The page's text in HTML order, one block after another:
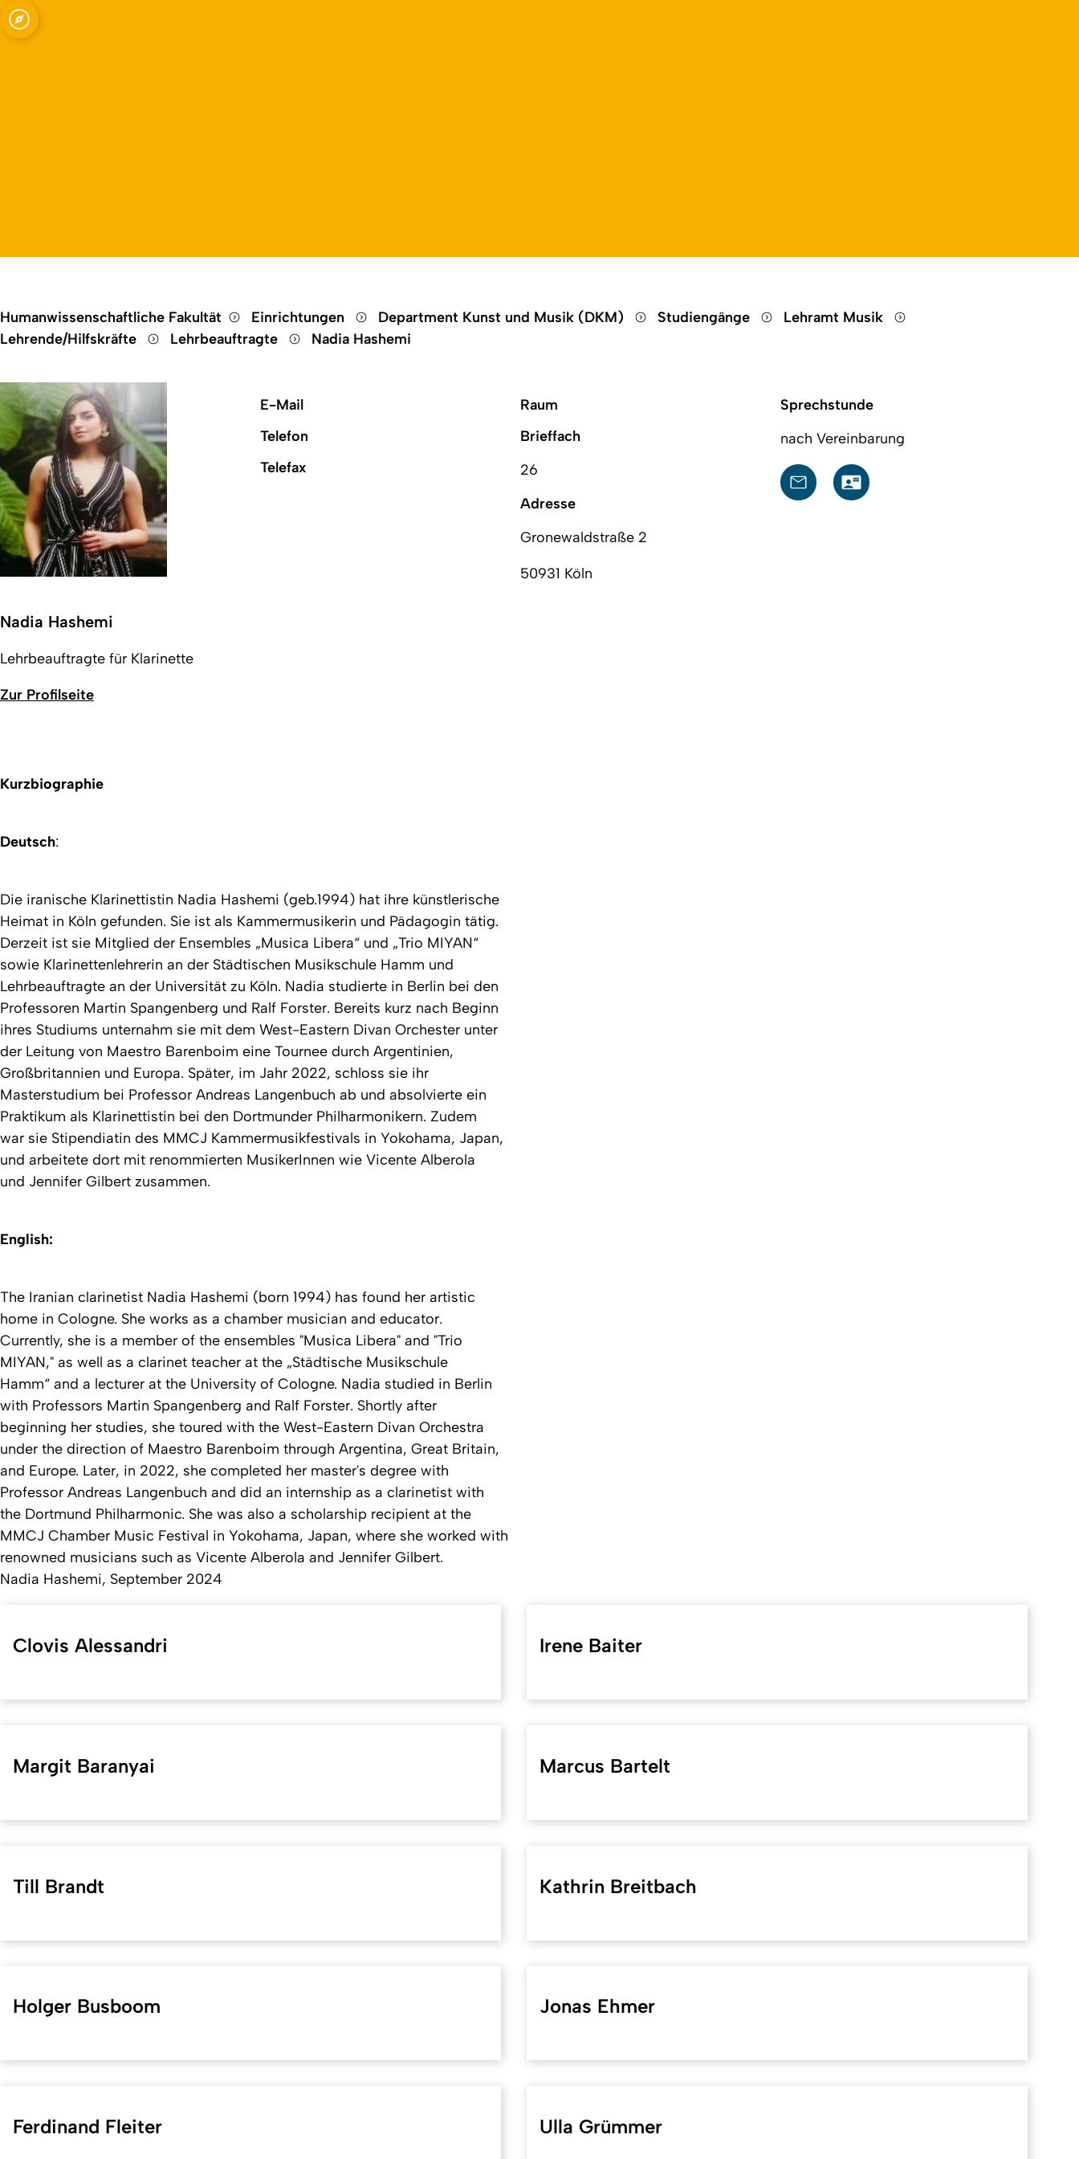
Open quicklink menu
Humanwissenschaftliche Fakultät Einrichtungen Department Kunst und Musik (DKM) Studiengänge
Lehramt Musik
Lehrende/Hilfskräfte
Lehrbeauftragte Nadia Hashemi
Nadia Hashemi
Lehrbeauftragte für Klarinette
Zur Profilseite
E-Mail
Telefon
Telefax
Raum
Brieffach
26
Adresse
Gronewaldstraße 2
50931 Köln
Sprechstunde
nach Vereinbarung
Kurzbiographie
Deutsch:
Die iranische Klarinettistin Nadia Hashemi (geb.1994) hat ihre künstlerische
Heimat in Köln gefunden. Sie ist als Kammermusikerin und Pädagogin tätig.
Derzeit ist sie Mitglied der Ensembles „Musica Libera“ und „Trio MIYAN“
sowie Klarinettenlehrerin an der Städtischen Musikschule Hamm und
Lehrbeauftragte an der Universität zu Köln. Nadia studierte in Berlin bei den
Professoren Martin Spangenberg und Ralf Forster. Bereits kurz nach Beginn
ihres Studiums unternahm sie mit dem West-Eastern Divan Orchester unter
der Leitung von Maestro Barenboim eine Tournee durch Argentinien,
Großbritannien und Europa. Später, im Jahr 2022, schloss sie ihr
Masterstudium bei Professor Andreas Langenbuch ab und absolvierte ein
Praktikum als Klarinettistin bei den Dortmunder Philharmonikern. Zudem
war sie Stipendiatin des MMCJ Kammermusikfestivals in Yokohama, Japan,
und arbeitete dort mit renommierten MusikerInnen wie Vicente Alberola
und Jennifer Gilbert zusammen.
English:
The Iranian clarinetist Nadia Hashemi (born 1994) has found her artistic
home in Cologne. She works as a chamber musician and educator.
Currently, she is a member of the ensembles "Musica Libera" and "Trio
MIYAN," as well as a clarinet teacher at the „Städtische Musikschule
Hamm“ and a lecturer at the University of Cologne. Nadia studied in Berlin
with Professors Martin Spangenberg and Ralf Forster. Shortly after
beginning her studies, she toured with the West-Eastern Divan Orchestra
under the direction of Maestro Barenboim through Argentina, Great Britain,
and Europe. Later, in 2022, she completed her master's degree with
Professor Andreas Langenbuch and did an internship as a clarinetist with
the Dortmund Philharmonic. She was also a scholarship recipient at the
MMCJ Chamber Music Festival in Yokohama, Japan, where she worked with
renowned musicians such as Vicente Alberola and Jennifer Gilbert.
Nadia Hashemi, September 2024
Clovis Alessandri Irene Baiter
Margit Baranyai Marcus Bartelt
Till Brandt Kathrin Breitbach
Holger Busboom Jonas Ehmer
Ferdinand Fleiter Ulla Grümmer